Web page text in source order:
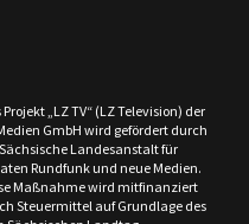
Projekt „LZ TV“ (LZ Television) der
GmbH wird gefördert durch
Landesanstalt für
Rundfunk und neue Medien.
Maßnahme wird mitfinanziert
Steuermittel auf Grundlage des